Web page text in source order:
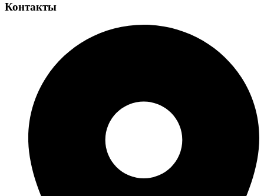
Контакты